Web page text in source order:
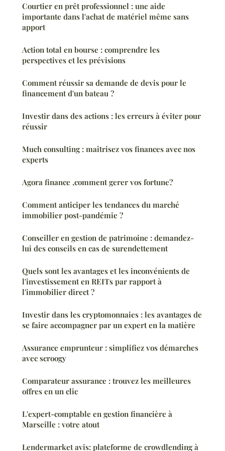
Courtier en prêt professionnel : une aide
importante dans l'achat de matériel même sans
apport
Action total en bourse : comprendre les
perspectives et les prévisions
Comment réussir sa demande de devis pour le
financement d'un bateau ?
Investir dans des actions : les erreurs à éviter pour
réussir
Much consulting : maîtrisez vos finances avec nos
experts
Agora finance ,comment gerer vos fortune?
Comment anticiper les tendances du marché
immobilier post-pandémie ?
Conseiller en gestion de patrimoine : demandez-
lui des conseils en cas de surendettement
Quels sont les avantages et les inconvénients de
l'investissement en REITs par rapport à
l'immobilier direct ?
Investir dans les cryptomonnaies : les avantages de
se faire accompagner par un expert en la matière
Assurance emprunteur : simplifiez vos démarches
avec scroogy
Comparateur assurance : trouvez les meilleures
offres en un clic
L'expert-comptable en gestion financière à
Marseille : votre atout
Lendermarket avis: plateforme de crowdlending à